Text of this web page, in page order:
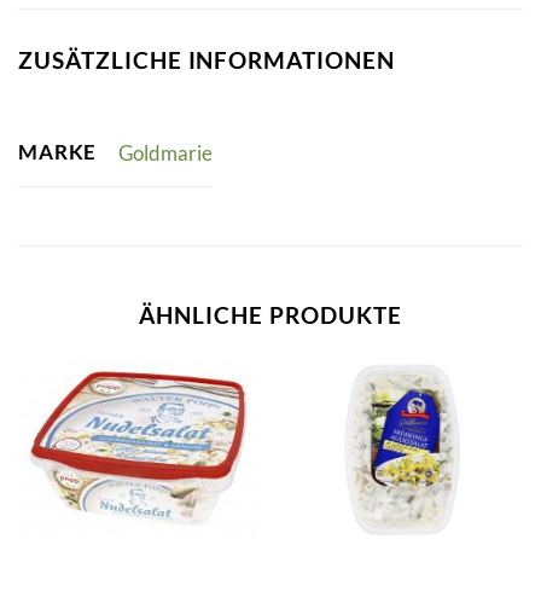
ZUSÄTZLICHE INFORMATIONEN
MARKE Goldmarie
ÄHNLICHE PRODUKTE